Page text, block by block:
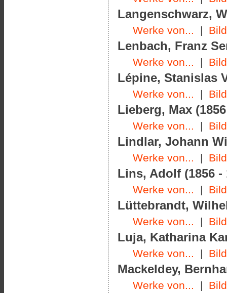
Langenschwarz,
Werke von... |
Lenbach, Franz
Werke von... |
Lépine, Stanislas
Werke von... |
Lieberg, Max
Werke von... |
Lindlar, Johann
Werke von... |
Lins, Adolf (1856 -
Werke von... |
Lüttebrandt,
Werke von... |
Luja, Katharina
Werke von... |
Mackeldey,
Werke von... |